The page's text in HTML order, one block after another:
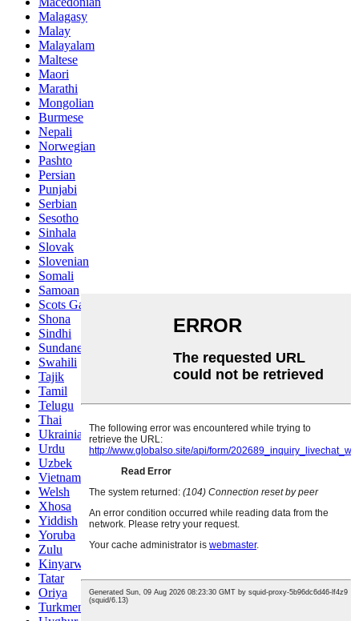
Malagasy
Malay
Malayalam
Maltese
Maori
Marathi
Mongolian
Burmese
Nepali
Norwegian
Pashto
Persian
Punjabi
Serbian
Sesotho
Sinhala
Slovak
Slovenian
Somali
Samoan
Scots Gaelic
Shona
Sindhi
Sundanese
Swahili
Tajik
Tamil
Telugu
Thai
Ukrainian
Urdu
Uzbek
Vietnamese
Welsh
Xhosa
Yiddish
Yoruba
Zulu
Kinyarwanda
Tatar
Oriya
Turkmen